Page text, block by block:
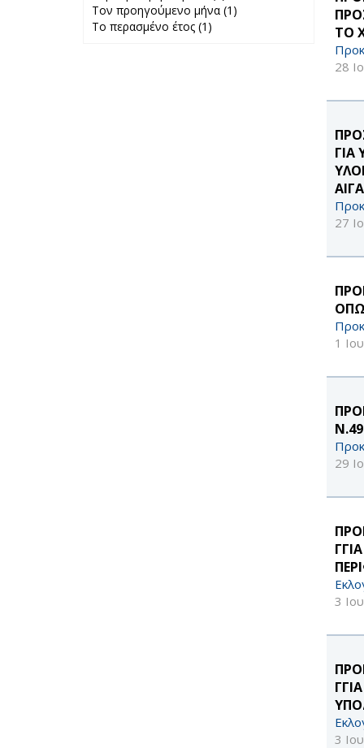
ΤΟ
28
27
1
29
3
3
Περασμένη
Τον προηγούμενο μήνα (1)
Το περασμένο έτος (1)